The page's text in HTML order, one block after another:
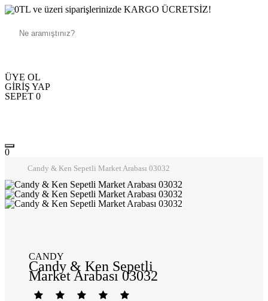
250TL ve üzeri siparişlerinizde KARGO ÜCRETSİZ!
ÜYE OL
GİRİŞ YAP
SEPET 0
0
Candy & Ken Sepetli Market Arabası 03032
CANDY
Candy & Ken Sepetli
Market Arabası 03032